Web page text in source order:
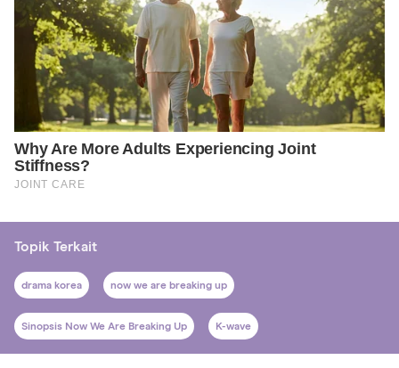
Topik Terkait
drama korea now we are breaking up
Sinopsis Now We Are Breaking Up K-wave